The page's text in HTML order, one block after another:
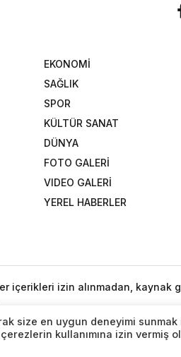
EKONOMİ
SAĞLIK
SPOR
KÜLTÜR SANAT
DÜNYA
FOTO GALERİ
VIDEO GALERİ
YEREL HABERLER
içerikleri izin alınmadan, kaynak
size en uygun deneyimi
kullanımına izin